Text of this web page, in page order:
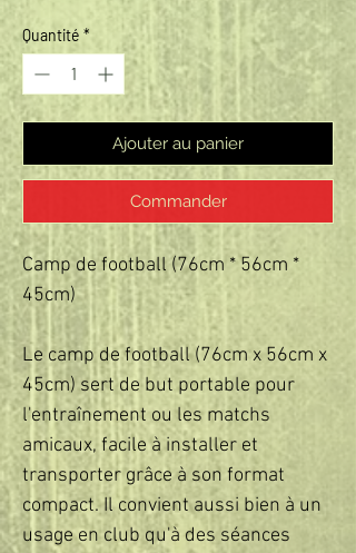
Quantité *
Ajouter au panier
Commander
Camp de football (76cm * 56cm *
45cm)
Le camp de football (76cm x 56cm x
45cm) sert de but portable pour
l'entraînement ou les matchs
amicaux, facile à installer et
transporter grâce à son format
compact. Il convient aussi bien à un
usage en club qu'à des séances